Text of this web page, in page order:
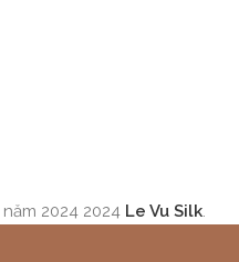
năm 2024 2024 Le Vu Silk.